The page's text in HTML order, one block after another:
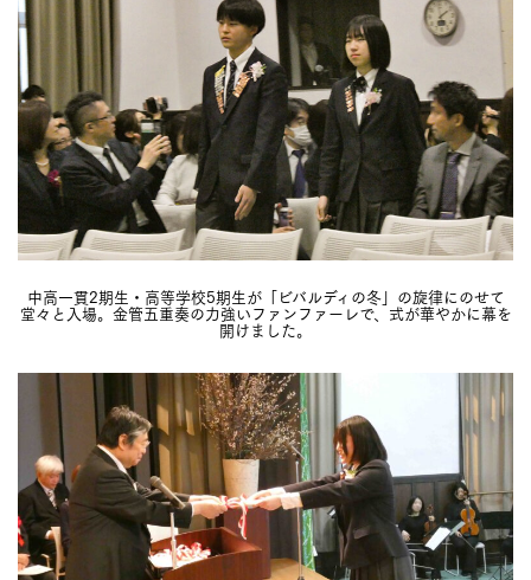
中高一貫2期生・高等学校5期生が「ビバルディの冬」の旋律にのせて
堂々と入場。金管五重奏の力強いファンファーレで、式が華やかに幕を
開けました。